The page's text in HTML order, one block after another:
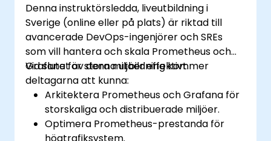
Lär dig att felsöka och hantera PL/SQL
program effektivt.
Denna instruktörsledda, liveutbildning i
Sverige (online eller på plats) är riktad till
avancerade DevOps-ingenjörer och SREs
som vill hantera och skala Prometheus och
Grafana för stora miljöer effektivt.
Vid slutet av denna utbildning kommer
deltagarna att kunna:
Arkitektera Prometheus och Grafana för
storskaliga och distribuerade miljöer.
Optimera Prometheus-prestanda för
högtrafiksystem.